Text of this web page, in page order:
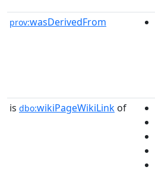
prov:wasDerivedFrom
is dbo:wikiPageWikiLink of